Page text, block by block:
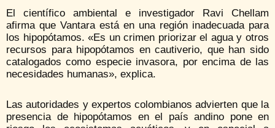
El científico ambiental e investigador Ravi Chellam
afirma que Vantara está en una región inadecuada para
los hipopótamos. «Es un crimen priorizar el agua y otros
recursos para hipopótamos en cautiverio, que han sido
catalogados como especie invasora, por encima de las
necesidades humanas», explica.
Las autoridades y expertos colombianos advierten que la
presencia de hipopótamos en el país andino pone en